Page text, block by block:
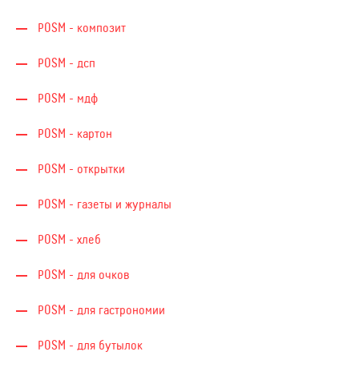
POSM - композит
POSM - дсп
POSM - мдф
POSM - картон
POSM - открытки
POSM - газеты и журналы
POSM - хлеб
POSM - для очков
POSM - для гастрономии
POSM - для бутылок